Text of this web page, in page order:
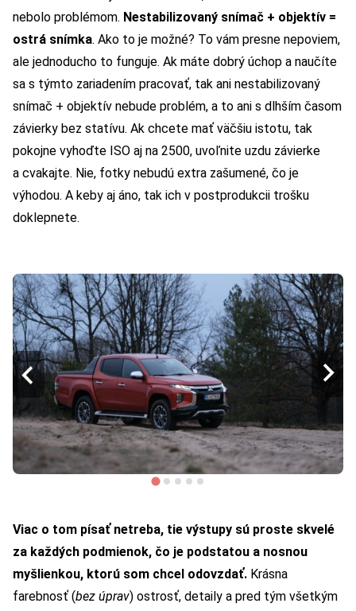
nebolo problémom. Nestabilizovaný snímač + objektív =
ostrá snímka. Ako to je možné? To vám presne nepoviem,
ale jednoducho to funguje. Ak máte dobrý úchop a naučíte
sa s týmto zariadením pracovať, tak ani nestabilizovaný
snímač + objektív nebude problém, a to ani s dlhším časom
závierky bez statívu. Ak chcete mať väčšiu istotu, tak
pokojne vyhoďte ISO aj na 2500, uvoľnite uzdu závierke
a cvakajte. Nie, fotky nebudú extra zašumené, čo je
výhodou. A keby aj áno, tak ich v postprodukcii trošku
doklepnete.
Viac o tom písať netreba, tie výstupy sú proste skvelé
za každých podmienok, čo je podstatou a nosnou
myšlienkou, ktorú som chcel odovzdať. Krásna
farebnosť (bez úprav) ostrosť, detaily a pred tým všetkým